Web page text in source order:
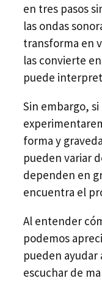
en tres pasos
las ondas
transforma en
las convierte
puede
Sin embargo,
forma y
pueden variar
dependen en
encuentra el
Al entender
podemos
pueden
escuchar de